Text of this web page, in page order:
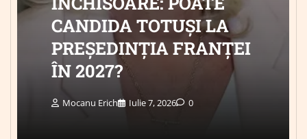
CANDIDA TOTUȘI LA
PREȘEDINȚIA FRANȚEI
ÎN 2027?
Mocanu Erich Iulie 7, 2026 0